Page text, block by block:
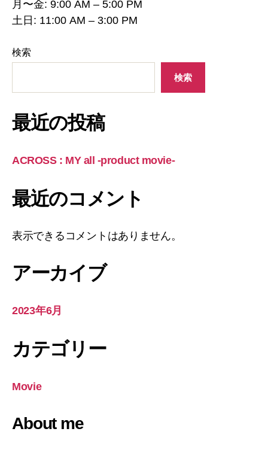
月〜金: 9:00 AM – 5:00 PM
土日: 11:00 AM – 3:00 PM
検索
検索
最近の投稿
ACROSS : MY all -product movie-
最近のコメント
表示できるコメントはありません。
アーカイブ
2023年6月
カテゴリー
Movie
About me